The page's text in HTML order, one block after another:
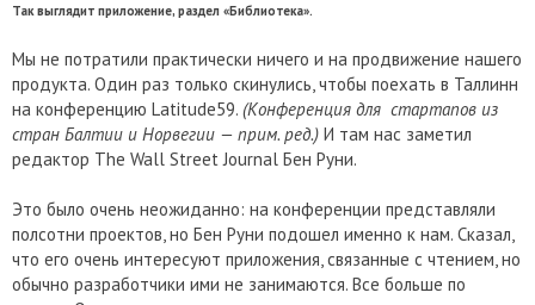
Так выглядит приложение, раздел «Библиотека».
Мы не потратили практически ничего и на продвижение нашего
продукта. Один раз только скинулись, чтобы поехать в Таллинн
на конференцию Latitude59. (Конференция для стартапов из
стран Балтии и Норвегии — прим. ред.) И там нас заметил
редактор The Wall Street Journal Бен Руни.
Это было очень неожиданно: на конференции представляли
полсотни проектов, но Бен Руни подошел именно к нам. Сказал,
что его очень интересуют приложения, связанные с чтением, но
обычно разработчики ими не занимаются. Все больше по